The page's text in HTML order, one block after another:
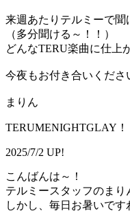
来週あたりテルミーで聞
（多分聞ける～！！）
どんなTERU楽曲に仕上
今夜もお付き合いくださ
まりん
TERUMENIGHTGLAY！
2025/7/2 UP!
こんばんは～！
テルミースタッフのまり
しかし、毎日お暑いです